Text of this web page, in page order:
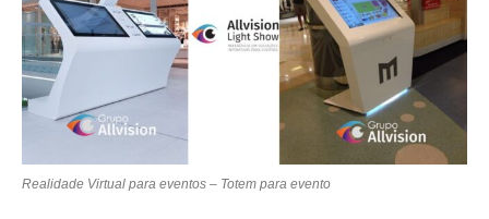
Realidade Virtual para eventos – Totem para evento